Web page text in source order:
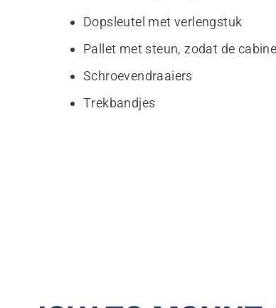
Dopsleutel met verlengstuk
Pallet met steun, zodat de
Schroevendraaiers
Trekbandjes